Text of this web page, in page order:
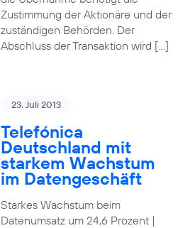
Zustimmung der Aktionäre und der
zuständigen Behörden. Der
Abschluss der Transaktion wird […]
23. Juli 2013
Telefónica
Deutschland mit
starkem Wachstum
im Datengeschäft
Starkes Wachstum beim
Datenumsatz um 24,6 Prozent |